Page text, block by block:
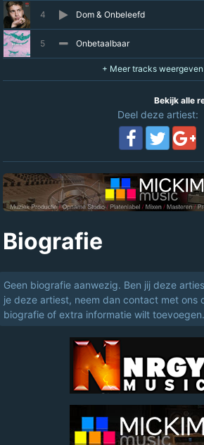
4 Dom & Onbeleefd
5 Onbetaalbaar
Bekijk alle
Deel deze artiest:
Biografie
Geen biografie aanwezig. Ben jij deze
je deze artiest, neem dan contact met ons
biografie of extra informatie wilt toevoegen.